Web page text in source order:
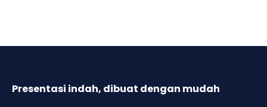
Presentasi indah, dibuat dengan mudah